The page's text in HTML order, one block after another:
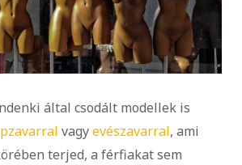
által csodált modellek is
vagyevészavarral, ami
terjed, a férfiakat sem